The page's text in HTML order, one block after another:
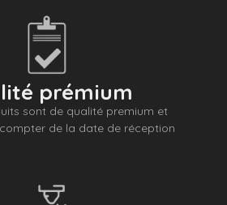
prémium
sont de qualité premium et
de la date de réception